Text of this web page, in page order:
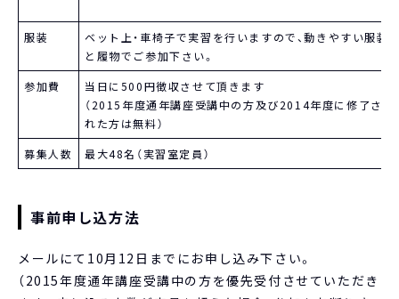
服装
ベット上・車椅子で実習を行いますので、動きやすい服装
と履物でご参加下さい。
参加費
当日に500円徴収させて頂きます
（2015年度通年講座受講中の方及び2014年度に修了さ
れた方は無料）
募集人数
最大48名（実習室定員）
事前申し込方法
メールにて10月12日までにお申し込み下さい。
（2015年度通年講座受講中の方を優先受付させていただき